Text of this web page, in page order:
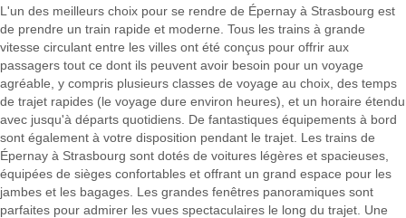
L'un des meilleurs choix pour se rendre de Épernay à Strasbourg est
de prendre un train rapide et moderne. Tous les trains à grande
vitesse circulant entre les villes ont été conçus pour offrir aux
passagers tout ce dont ils peuvent avoir besoin pour un voyage
agréable, y compris plusieurs classes de voyage au choix, des temps
de trajet rapides (le voyage dure environ heures), et un horaire étendu
avec jusqu'à départs quotidiens. De fantastiques équipements à bord
sont également à votre disposition pendant le trajet. Les trains de
Épernay à Strasbourg sont dotés de voitures légères et spacieuses,
équipées de sièges confortables et offrant un grand espace pour les
jambes et les bagages. Les grandes fenêtres panoramiques sont
parfaites pour admirer les vues spectaculaires le long du trajet. Une